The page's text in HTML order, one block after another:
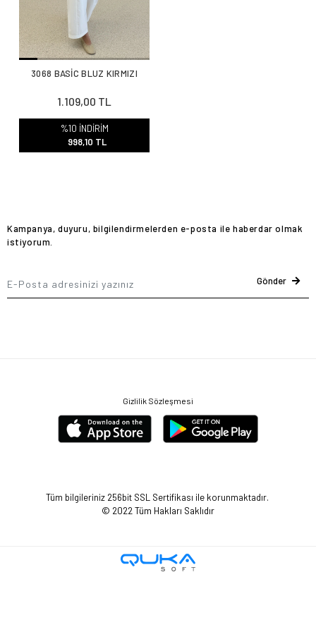
3068 BASİC BLUZ KIRMIZI
1.109,00 TL
%10 İNDİRİM
998,10 TL
Kampanya, duyuru, bilgilendirmelerden e-posta ile haberdar olmak
istiyorum.
Gönder
Gizlilik Sözleşmesi
Tüm bilgileriniz 256bit SSL Sertifikası ile korunmaktadır.
© 2022 Tüm Hakları Saklıdır